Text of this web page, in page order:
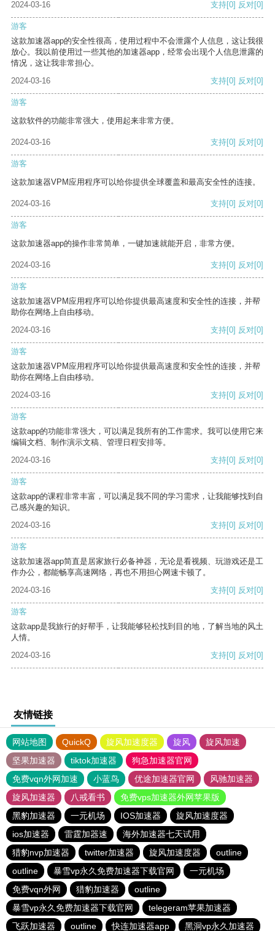
2024-03-16 支持[0] 反对[0]
游客
这款加速器app的安全性很高，使用过程中不会泄露个人信息，这让我很
放心。我以前使用过一些其他的加速器app，经常会出现个人信息泄露的
情况，这让我非常担心。
2024-03-16
支持[0] 反对[0]
游客
这款软件的功能非常强大，使用起来非常方便。
2024-03-16 支持[0] 反对[0]
游客
这款加速器VPM应用程序可以给你提供全球覆盖和最高安全性的连接。
2024-03-16 支持[0] 反对[0]
游客
这款加速器app的操作非常简单，一键加速就能开启，非常方便。
2024-03-16 支持[0] 反对[0]
游客
这款加速器VPM应用程序可以给你提供最高速度和安全性的连接，并帮
助你在网络上自由移动。
2024-03-16
支持[0] 反对[0]
游客
这款加速器VPM应用程序可以给你提供最高速度和安全性的连接，并帮
助你在网络上自由移动。
2024-03-16
支持[0] 反对[0]
游客
这款app的功能非常强大，可以满足我所有的工作需求。我可以使用它来
编辑文档、制作演示文稿、管理日程安排等。
2024-03-16
支持[0] 反对[0]
游客
这款app的课程非常丰富，可以满足我不同的学习需求，让我能够找到自
己感兴趣的知识。
2024-03-16
支持[0] 反对[0]
游客
这款加速器app简直是居家旅行必备神器，无论是看视频、玩游戏还是工
作办公，都能畅享高速网络，再也不用担心网速卡顿了。
2024-03-16
支持[0] 反对[0]
游客
这款app是我旅行的好帮手，让我能够轻松找到目的地，了解当地的风土
人情。
2024-03-16
支持[0] 反对[0]
友情链接
网站地图 QuickQ 旋风加速度器 旋风
旋风加速
坚果加速器
tiktok加速器
狗急加速器官网
免费vqn外网加速
小蓝鸟 优途加速器官网
风驰加速器
旋风加速器
八戒看书
免费vps加速器外网苹果版
黑豹加速器
一元机场 IOS加速器
旋风加速度器
ios加速器
雷霆加器速
海外加速器七天试用
猎豹nvp加速器
twitter加速器 旋风加速度器
outline
outline
暴雪vp永久免费加速器下载官网
一元机场
免费vqn外网
猎豹加速器
outline
暴雪vp永久免费加速器下载官网
telegeram苹果加速器
飞跃加速器
outline 快连加速器app 黑洞vp永久加速器